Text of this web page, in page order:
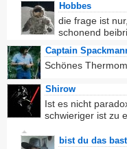
Hobbes
die frage ist
schonend
Captain
Schönes
Shirow
Ist es nicht
schwieriger ist zu
bist du das